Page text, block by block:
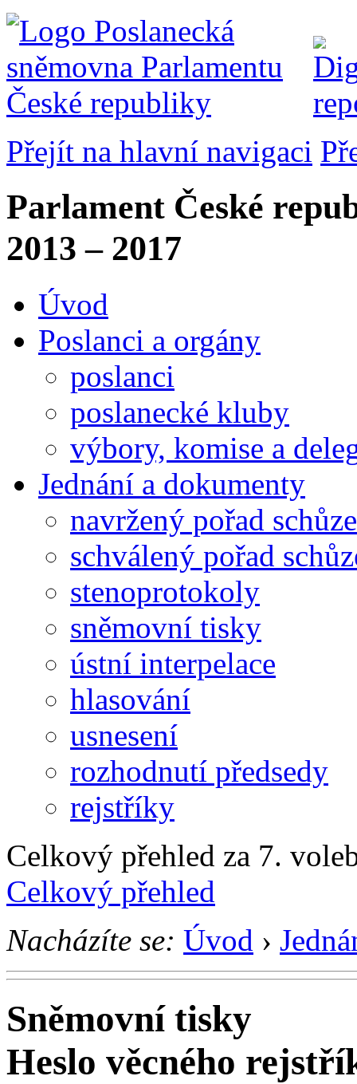
Přejít na hlavní navigaci
Parlament České
2013 – 2017
Úvod
Poslanci a orgány
poslanci
poslanecké kluby
výbory, komise a
Jednání a dokumenty
navržený pořad schůze
schválený pořad
stenoprotokoly
sněmovní tisky
ústní interpelace
hlasování
usnesení
rozhodnutí předsedy
rejstříky
Celkový přehled za 7.
Celkový přehled
Nacházíte se: Úvod ›
Sněmovní tisky
Heslo věcného